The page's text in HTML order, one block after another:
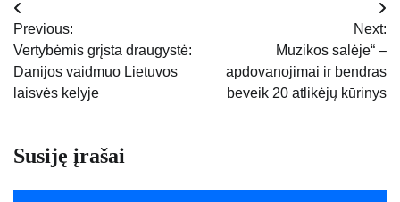
Navigacija
tarp
įrašų
Previous:
Vertybėmis grįsta draugystė:
Danijos vaidmuo Lietuvos
laisvės kelyje
Next:
Muzikos salėje“ –
apdovanojimai ir bendras
beveik 20 atlikėjų kūrinys
Susiję įrašai